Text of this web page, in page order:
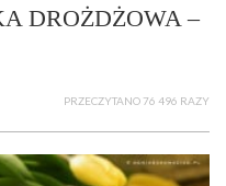
DROŻDŻOWA –
PRZECZYTANO 76 496 RAZY